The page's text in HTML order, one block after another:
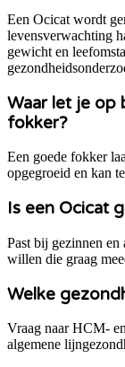
Een Ocicat wordt
levensverwachting
gewicht en
Waar let je op
fokker?
Een goede fokker
opgegroeid en kan
Is een Ocicat
Past bij gezinnen en
willen die graag
Welke
Vraag naar HCM-
algemene